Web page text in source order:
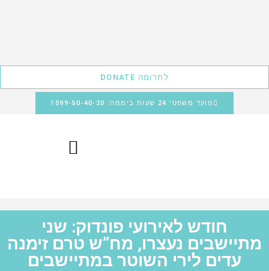
לתרומה DONATE
מוקד משפטי 24 שעות ביממה: 1599-50-40-20
חודש לאירועי פונדוק: שני
מתיישבים נעצרו, מח”ש טרם זימנה
עדים לירי השוטר במתיישבים